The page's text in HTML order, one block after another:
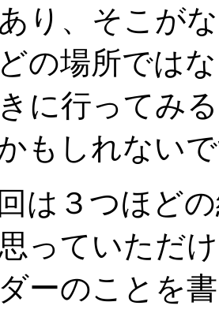
り、そこが
の場所では
に行ってみ
もしれない
は３つほど
っていただ
ーのことを